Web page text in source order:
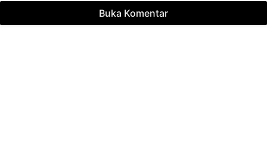
Buka Komentar